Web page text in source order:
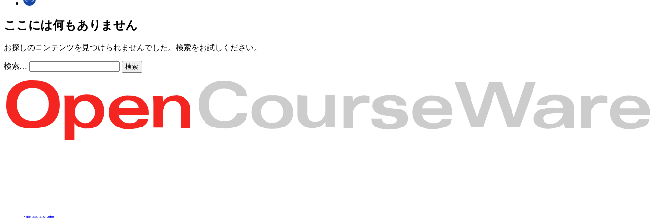
ここには何もありません
お探しのコンテンツを見つけられませんでした。検索をお試しください。
検索…